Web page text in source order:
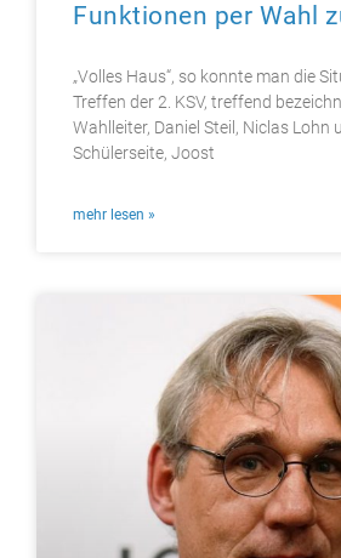
Funktionen per Wahl
„Volles Haus“, so konnte man die
Treffen der 2. KSV, treffend
Wahlleiter, Daniel Steil, Niclas Lohn
Schülerseite, Joost
mehr lesen »